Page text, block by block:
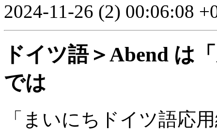
2024-11-26 (2) 00:06:08
ドイツ語＞Abend は
では
「まいにちドイツ語応